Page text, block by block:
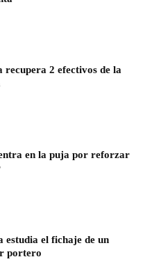
recupera 2 efectivos de la
en la puja por reforzar
estudia el fichaje de un
portero